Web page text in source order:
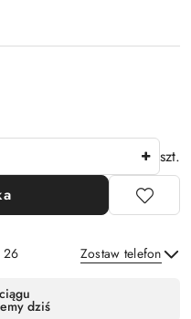
szt.
26 Zostaw telefon
dziś